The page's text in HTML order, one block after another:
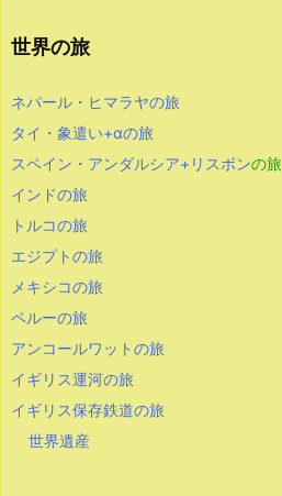
世界の旅
ネパール・ヒマラヤの旅
タイ・象遣い+αの旅
スペイン・アンダルシア+リスボンの旅
インドの旅
トルコの旅
エジプトの旅
メキシコの旅
ペルーの旅
アンコールワットの旅
イギリス運河の旅
イギリス保存鉄道の旅
世界遺産